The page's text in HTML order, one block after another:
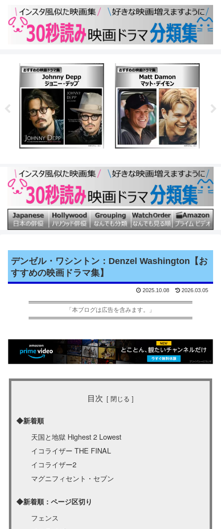
デンゼル・ワシントン：Denzel Washington【お
すすめの映画ドラマ集】
2025.10.08 2026.03.05
「本ブログは広告を含みます。」
目次
◆新着順
天国と地獄 Highest 2 Lowest
イコライザー THE FINAL
イコライザー2
マグニフィセント・セブン
◆新着順：ページ区切り
フェンス